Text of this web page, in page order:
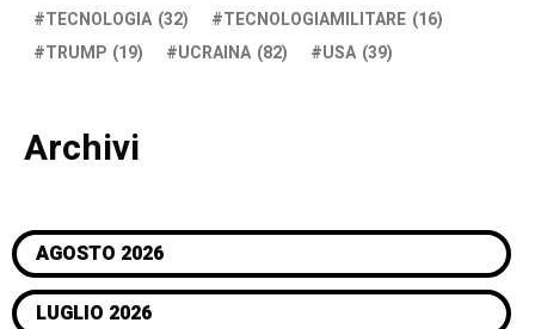
TECNOLOGIA (32) TECNOLOGIAMILITARE (16)
TRUMP (19) UCRAINA (82) USA (39)
Archivi
AGOSTO 2026
LUGLIO 2026